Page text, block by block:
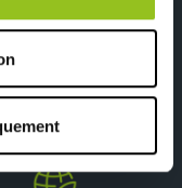
votre budget